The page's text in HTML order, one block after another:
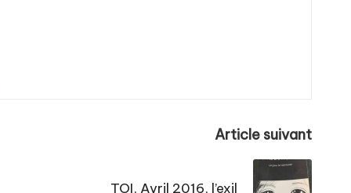
Article suivant
TOI, Avril 2016, l’exil